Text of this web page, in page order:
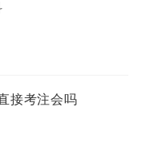
接考注会吗